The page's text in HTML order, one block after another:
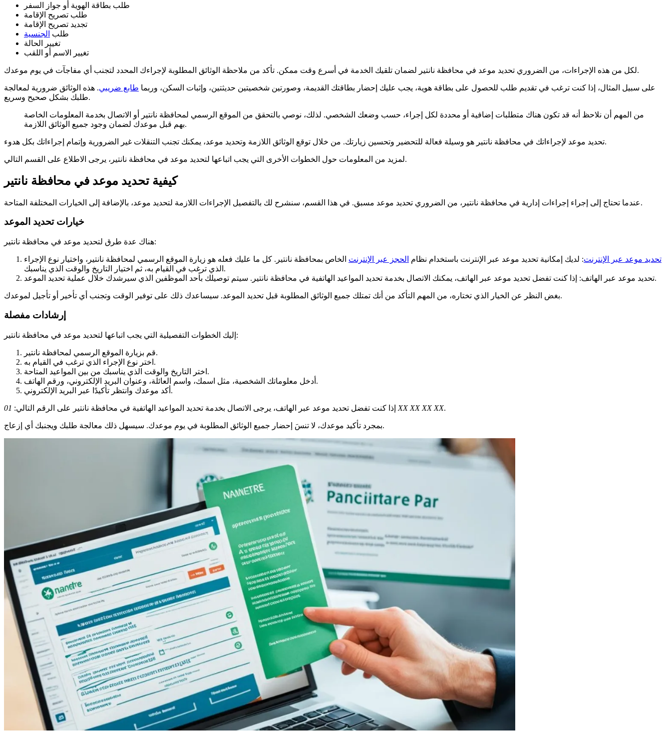
طلب بطاقة الهوية أو جواز السفر
طلب تصريح الإقامة
تجديد تصريح الإقامة
طلب الجنسية
تغيير الحالة
تغيير الاسم أو اللقب
لكل من هذه الإجراءات، من الضروري تحديد موعد في محافظة نانتير لضمان تلقيك الخدمة في أسرع وقت ممكن. تأكد من ملاحظة الوثائق المطلوبة لإجراءك المحدد لتجنب أي مفاجآت في يوم موعدك.
على سبيل المثال، إذا كنت ترغب في تقديم طلب للحصول على بطاقة هوية، يجب عليك إحضار بطاقتك القديمة، وصورتين شخصيتين حديثتين، وإثبات السكن، وربما طابع ضريبي. هذه الوثائق ضرورية لمعالجة
طلبك بشكل صحيح وسريع.
من المهم أن نلاحظ أنه قد تكون هناك متطلبات إضافية أو محددة لكل إجراء، حسب وضعك الشخصي. لذلك، نوصي بالتحقق من الموقع الرسمي لمحافظة نانتير أو الاتصال بخدمة المعلومات الخاصة
بهم قبل موعدك لضمان وجود جميع الوثائق اللازمة.
تحديد موعد لإجراءاتك في محافظة نانتير هو وسيلة فعالة للتحضير وتحسين زيارتك. من خلال توقع الوثائق اللازمة وتحديد موعد، يمكنك تجنب التنقلات غير الضرورية وإتمام إجراءاتك بكل هدوء.
لمزيد من المعلومات حول الخطوات الأخرى التي يجب اتباعها لتحديد موعد في محافظة نانتير، يرجى الاطلاع على القسم التالي.
كيفية تحديد موعد في محافظة نانتير
عندما تحتاج إلى إجراء إجراءات إدارية في محافظة نانتير، من الضروري تحديد موعد مسبق. في هذا القسم، سنشرح لك بالتفصيل الإجراءات اللازمة لتحديد موعد، بالإضافة إلى الخيارات المختلفة المتاحة.
خيارات تحديد الموعد
هناك عدة طرق لتحديد موعد في محافظة نانتير:
تحديد موعد عبر الإنترنت: لديك إمكانية تحديد موعد عبر الإنترنت باستخدام نظام الحجز عبر الإنترنت الخاص بمحافظة نانتير. كل ما عليك فعله هو زيارة الموقع الرسمي لمحافظة نانتير، واختيار نوع الإجراء
الذي ترغب في القيام به، ثم اختيار التاريخ والوقت الذي يناسبك.
تحديد موعد عبر الهاتف: إذا كنت تفضل تحديد موعد عبر الهاتف، يمكنك الاتصال بخدمة تحديد المواعيد الهاتفية في محافظة نانتير. سيتم توصيلك بأحد الموظفين الذي سيرشدك خلال عملية تحديد الموعد.
بغض النظر عن الخيار الذي تختاره، من المهم التأكد من أنك تمتلك جميع الوثائق المطلوبة قبل تحديد الموعد. سيساعدك ذلك على توفير الوقت وتجنب أي تأخير أو تأجيل لموعدك.
إرشادات مفصلة
إليك الخطوات التفصيلية التي يجب اتباعها لتحديد موعد في محافظة نانتير:
قم بزيارة الموقع الرسمي لمحافظة نانتير.
اختر نوع الإجراء الذي ترغب في القيام به.
اختر التاريخ والوقت الذي يناسبك من بين المواعيد المتاحة.
أدخل معلوماتك الشخصية، مثل اسمك، واسم العائلة، وعنوان البريد الإلكتروني، ورقم الهاتف.
أكد موعدك وانتظر تأكيدًا عبر البريد الإلكتروني.
إذا كنت تفضل تحديد موعد عبر الهاتف، يرجى الاتصال بخدمة تحديد المواعيد الهاتفية في محافظة نانتير على الرقم التالي: 01 XX XX XX XX.
بمجرد تأكيد موعدك، لا تنسَ إحضار جميع الوثائق المطلوبة في يوم موعدك. سيسهل ذلك معالجة طلبك ويجنبك أي إزعاج.